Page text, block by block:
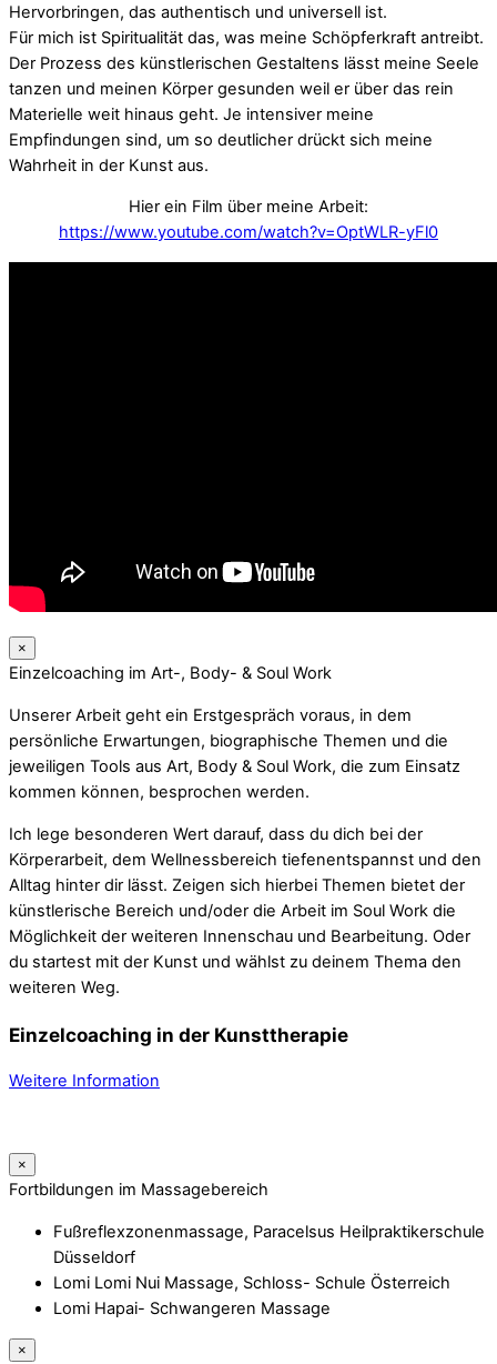
Hervorbringen, das authentisch und universell ist.
Für mich ist Spiritualität das, was meine Schöpferkraft antreibt.
Der Prozess des künstlerischen Gestaltens lässt meine Seele
tanzen und meinen Körper gesunden weil er über das rein
Materielle weit hinaus geht. Je intensiver meine
Empfindungen sind, um so deutlicher drückt sich meine
Wahrheit in der Kunst aus.
Hier ein Film über meine Arbeit:
https://www.youtube.com/watch?v=OptWLR-yFl0
×
Einzelcoaching im Art-, Body- & Soul Work
Unserer Arbeit geht ein Erstgespräch voraus, in dem
persönliche Erwartungen, biographische Themen und die
jeweiligen Tools aus Art, Body & Soul Work, die zum Einsatz
kommen können, besprochen werden.
Ich lege besonderen Wert darauf, dass du dich bei der
Körperarbeit, dem Wellnessbereich tiefenentspannst und den
Alltag hinter dir lässt. Zeigen sich hierbei Themen bietet der
künstlerische Bereich und/oder die Arbeit im Soul Work die
Möglichkeit der weiteren Innenschau und Bearbeitung. Oder
du startest mit der Kunst und wählst zu deinem Thema den
weiteren Weg.
Einzelcoaching in der Kunsttherapie
Weitere Information
×
Fortbildungen im Massagebereich
Fußreflexzonenmassage, Paracelsus Heilpraktikerschule
Düsseldorf
Lomi Lomi Nui Massage, Schloss- Schule Österreich
Lomi Hapai- Schwangeren Massage
×